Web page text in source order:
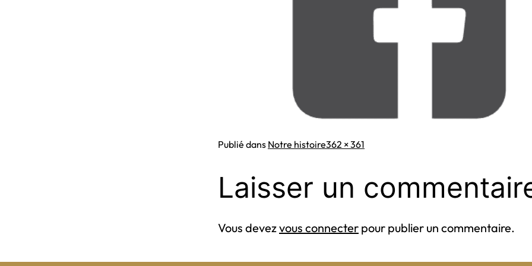
Publié dans Notre histoireTaille
362 × 361
Laisser un
Vous devezvous connecter pour publier un commentaire.